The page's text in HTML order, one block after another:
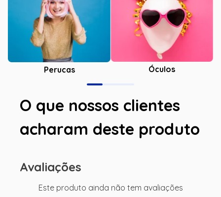
Perucas Óculos
O que nossos clientes
acharam deste produto
Avaliações
Este produto ainda não tem avaliações